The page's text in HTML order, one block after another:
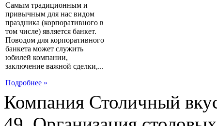
Самым традиционным и
привычным для нас видом
праздника (корпоративного в
том числе) является банкет.
Поводом для корпоративного
банкета может служить
юбилей компании,
заключение важной сделки,...
Подробнее »
Компания Столичный